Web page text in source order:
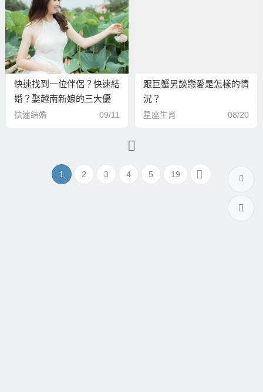
快速找到一位伴侶？快速結
婚？娶越南新娘的三大優
勢！
快速結婚 09/11
跟巨蟹男談戀愛是怎樣的情
況？
星座生肖 08/20
1 2 3 4 5 19